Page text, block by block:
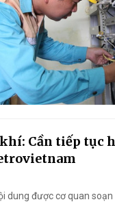
khí: Cần tiếp tục
dung được cơ quan